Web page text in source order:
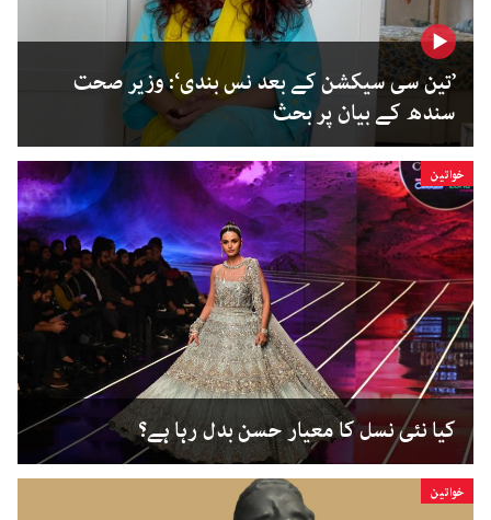
’تین سی سیکشن کے بعد نس بندی‘: وزیر صحت
سندھ کے بیان پر بحث
خواتین
کیا نئی نسل کا معیار حسن بدل رہا ہے؟
خواتین